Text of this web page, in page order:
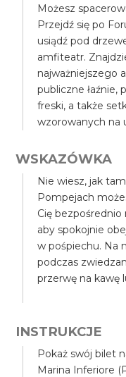
Możesz
Przejdź się po
usiądź pod
amfiteatr.
najważniejszego
publiczne łaźnie,
freski, a także
wzorowanych na
WSKAZÓWKA
Nie wiesz, jak
Pompejach
Cię
aby spokojnie
w pośpiechu. Na
podczas
przerwę na kawę
INSTRUKCJE
Pokaż swój bilet
Marina Inferiore